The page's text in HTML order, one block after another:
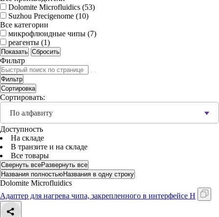
Dolomite Microfluidics (53)
Suzhou Precigenome (10)
Все категории
микрофлюидные чипы (7)
реагенты (1)
Фильтр
Фильтр
Сортировка
Сортировать:
По алфавиту
Доступность
На складе
В транзите и на складе
Все товары
Свернуть всеРазвернуть все
Названия полностьюНазвания в одну строку
Dolomite Microfluidics
Адаптер для нагрева чипа, закрепленного в интерфейсе H